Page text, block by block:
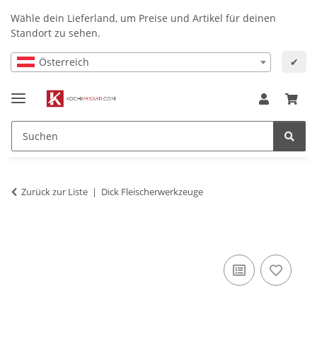
Wähle dein Lieferland, um Preise und Artikel für deinen
Standort zu sehen.
Österreich ✔
Zurück zur Liste Dick Fleischerwerkzeuge